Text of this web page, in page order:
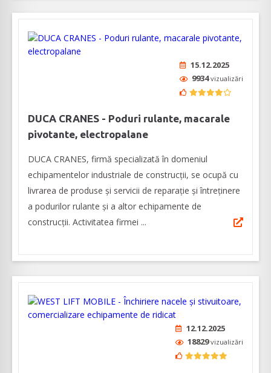
15.12.2025
9934vizualizări
DUCA CRANES - Poduri rulante, macarale
pivotante, electropalane
DUCA CRANES, firmă specializată în domeniul
echipamentelor industriale de construcții, se ocupă cu
livrarea de produse și servicii de reparație și întreținere
a podurilor rulante și a altor echipamente de
construcții. Activitatea firmei ...
12.12.2025
18829vizualizări